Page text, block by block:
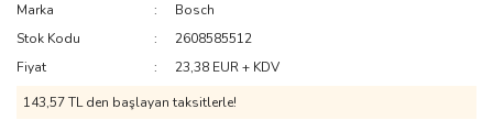
Marka
Bosch
Stok Kodu
2608585512
Fiyat
23,38 EUR + KDV
143,57 TL den başlayan taksitlerle!